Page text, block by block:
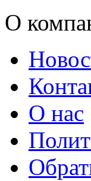
О
О нас